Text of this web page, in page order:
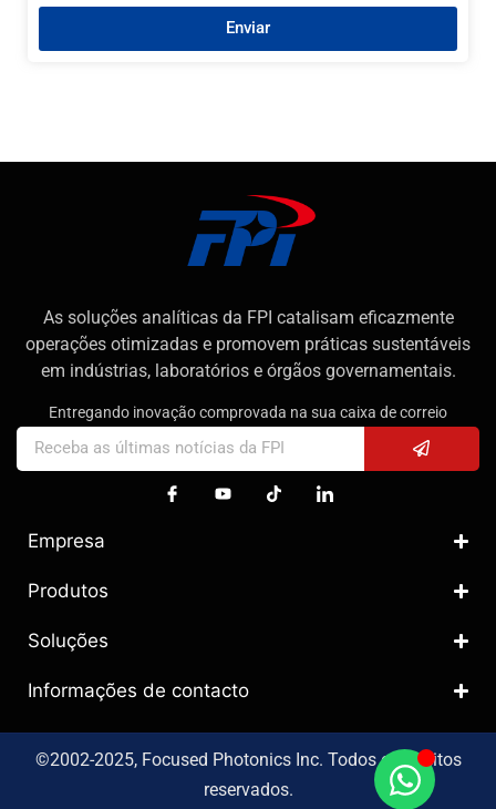
Enviar
As soluções analíticas da FPI catalisam eficazmente
operações otimizadas e promovem práticas sustentáveis
em indústrias, laboratórios e órgãos governamentais.
Entregando inovação comprovada na sua caixa de correio
Empresa
Produtos
Soluções
Informações de contacto
©2002-2025, Focused Photonics Inc. Todos os direitos
reservados.